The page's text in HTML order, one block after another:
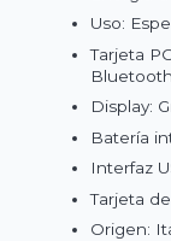
Uso:
Tarjeta
Bluetooth
Display:
Batería
Interfaz
Tarjeta
Origen: